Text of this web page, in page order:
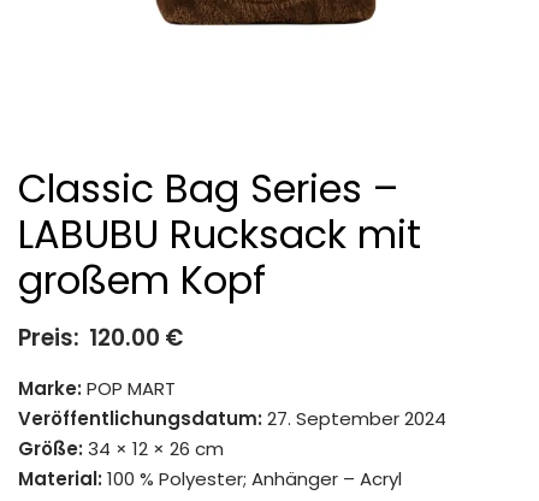
Classic Bag Series –
LABUBU Rucksack mit
großem Kopf
Preis: 120.00 €
Marke: POP MART
Veröffentlichungsdatum: 27. September 2024
Größe: 34 × 12 × 26 cm
Material: 100 % Polyester; Anhänger – Acryl